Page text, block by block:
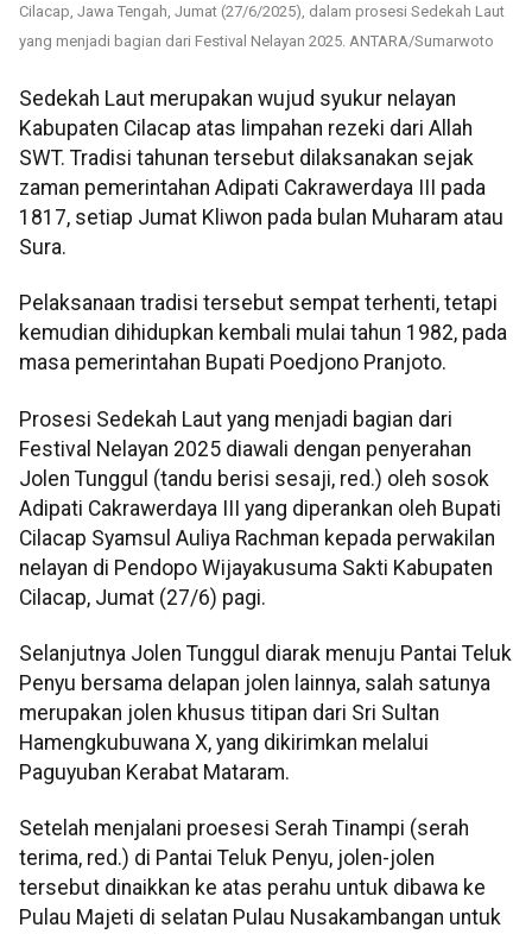
Cilacap, Jawa Tengah, Jumat (27/6/2025), dalam prosesi Sedekah Laut
yang menjadi bagian dari Festival Nelayan 2025. ANTARA/Sumarwoto
Sedekah Laut merupakan wujud syukur nelayan
Kabupaten Cilacap atas limpahan rezeki dari Allah
SWT. Tradisi tahunan tersebut dilaksanakan sejak
zaman pemerintahan Adipati Cakrawerdaya III pada
1817, setiap Jumat Kliwon pada bulan Muharam atau
Sura.
Pelaksanaan tradisi tersebut sempat terhenti, tetapi
kemudian dihidupkan kembali mulai tahun 1982, pada
masa pemerintahan Bupati Poedjono Pranjoto.
Prosesi Sedekah Laut yang menjadi bagian dari
Festival Nelayan 2025 diawali dengan penyerahan
Jolen Tunggul (tandu berisi sesaji, red.) oleh sosok
Adipati Cakrawerdaya III yang diperankan oleh Bupati
Cilacap Syamsul Auliya Rachman kepada perwakilan
nelayan di Pendopo Wijayakusuma Sakti Kabupaten
Cilacap, Jumat (27/6) pagi.
Selanjutnya Jolen Tunggul diarak menuju Pantai Teluk
Penyu bersama delapan jolen lainnya, salah satunya
merupakan jolen khusus titipan dari Sri Sultan
Hamengkubuwana X, yang dikirimkan melalui
Paguyuban Kerabat Mataram.
Setelah menjalani proesesi Serah Tinampi (serah
terima, red.) di Pantai Teluk Penyu, jolen-jolen
tersebut dinaikkan ke atas perahu untuk dibawa ke
Pulau Majeti di selatan Pulau Nusakambangan untuk